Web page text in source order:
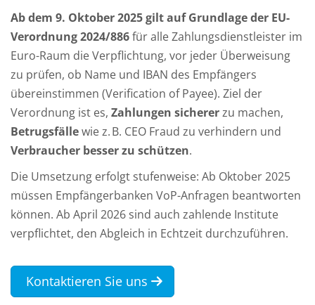
Ab dem 9. Oktober 2025 gilt auf Grundlage der EU-
Verordnung 2024/886für alle Zahlungsdienstleister im
Euro-Raum die Verpflichtung, vor jeder Überweisung
zu prüfen, ob Name und IBAN des Empfängers
übereinstimmen (Verification of Payee). Ziel der
Verordnung ist es, Zahlungen sichererzu machen,
Betrugsfällewie z. B. CEO Fraud zu verhindern und
Verbraucher besser zu schützen.
Die Umsetzung erfolgt stufenweise: Ab Oktober 2025
müssen Empfängerbanken VoP-Anfragen beantworten
können. Ab April 2026 sind auch zahlende Institute
verpflichtet, den Abgleich in Echtzeit durchzuführen.
Kontaktieren Sie uns